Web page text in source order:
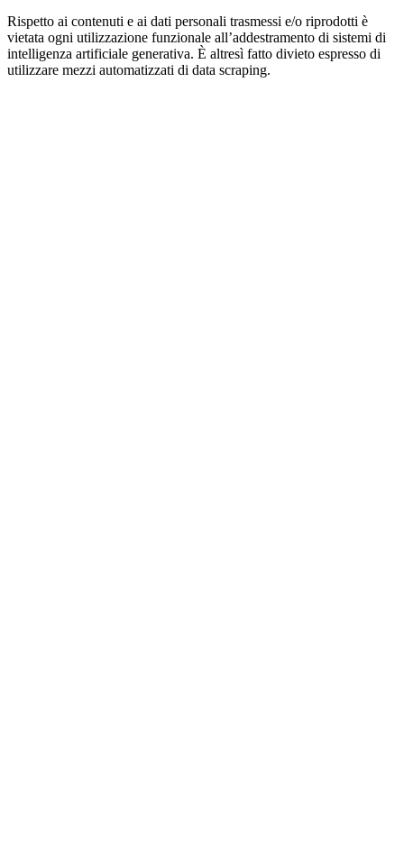
Rispetto ai contenuti e ai dati personali trasmessi e/o riprodotti è
vietata ogni utilizzazione funzionale all’addestramento di sistemi di
intelligenza artificiale generativa. È altresì fatto divieto espresso di
utilizzare mezzi automatizzati di data scraping.